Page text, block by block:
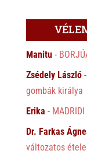
Manitu-
Zsédely László-
gombák királya
Erika -
Dr. Farkas
változatos